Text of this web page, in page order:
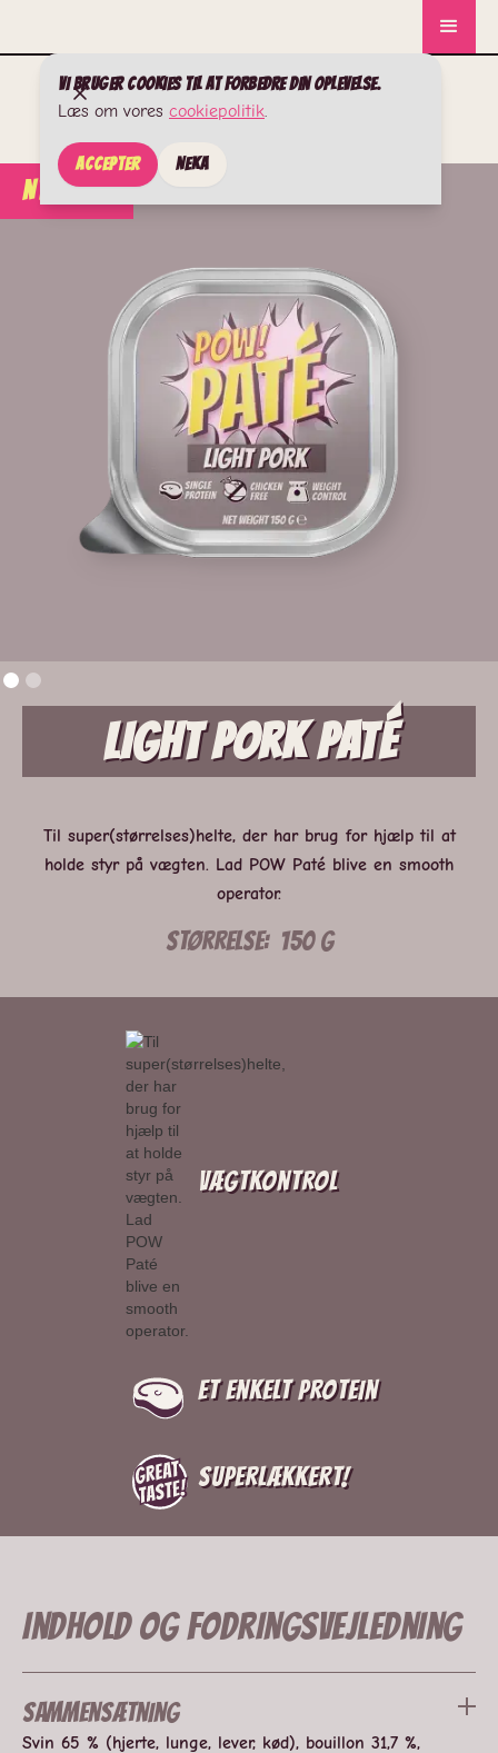
Vi bruger cookies til at forbedre din oplevelse.
Læs om vores cookiepolitik.
Accepter Neka
NYHEDER
Light Pork Paté
Til super(størrelses)helte, der har brug for hjælp til at
holde styr på vægten. Lad POW Paté blive en smooth
operator.
Størrelse: 150 g
Vægtkontrol
Et enkelt protein
Superlækkert!
Indhold og fodringsvejledning
Sammensætning
Svin 65 % (hjerte, lunge, lever, kød), bouillon 31,7 %,